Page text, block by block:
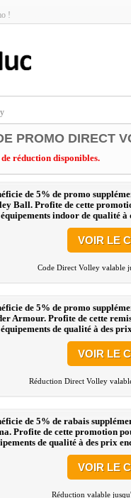
!
PROMO DIRECT
de réduction disponibles.
de 5% de promo
Ball. Profite de cette
équipements indoor de qualité
VOIR LE
Code Direct Volley valable
de 5% de promo
Armour. Profite de cette
équipements de qualité à des
VOIR LE
Réduction Direct Volley
de 5% de rabais
Profite de cette promotion
de qualité à des prix
VOIR LE
Réduction valable